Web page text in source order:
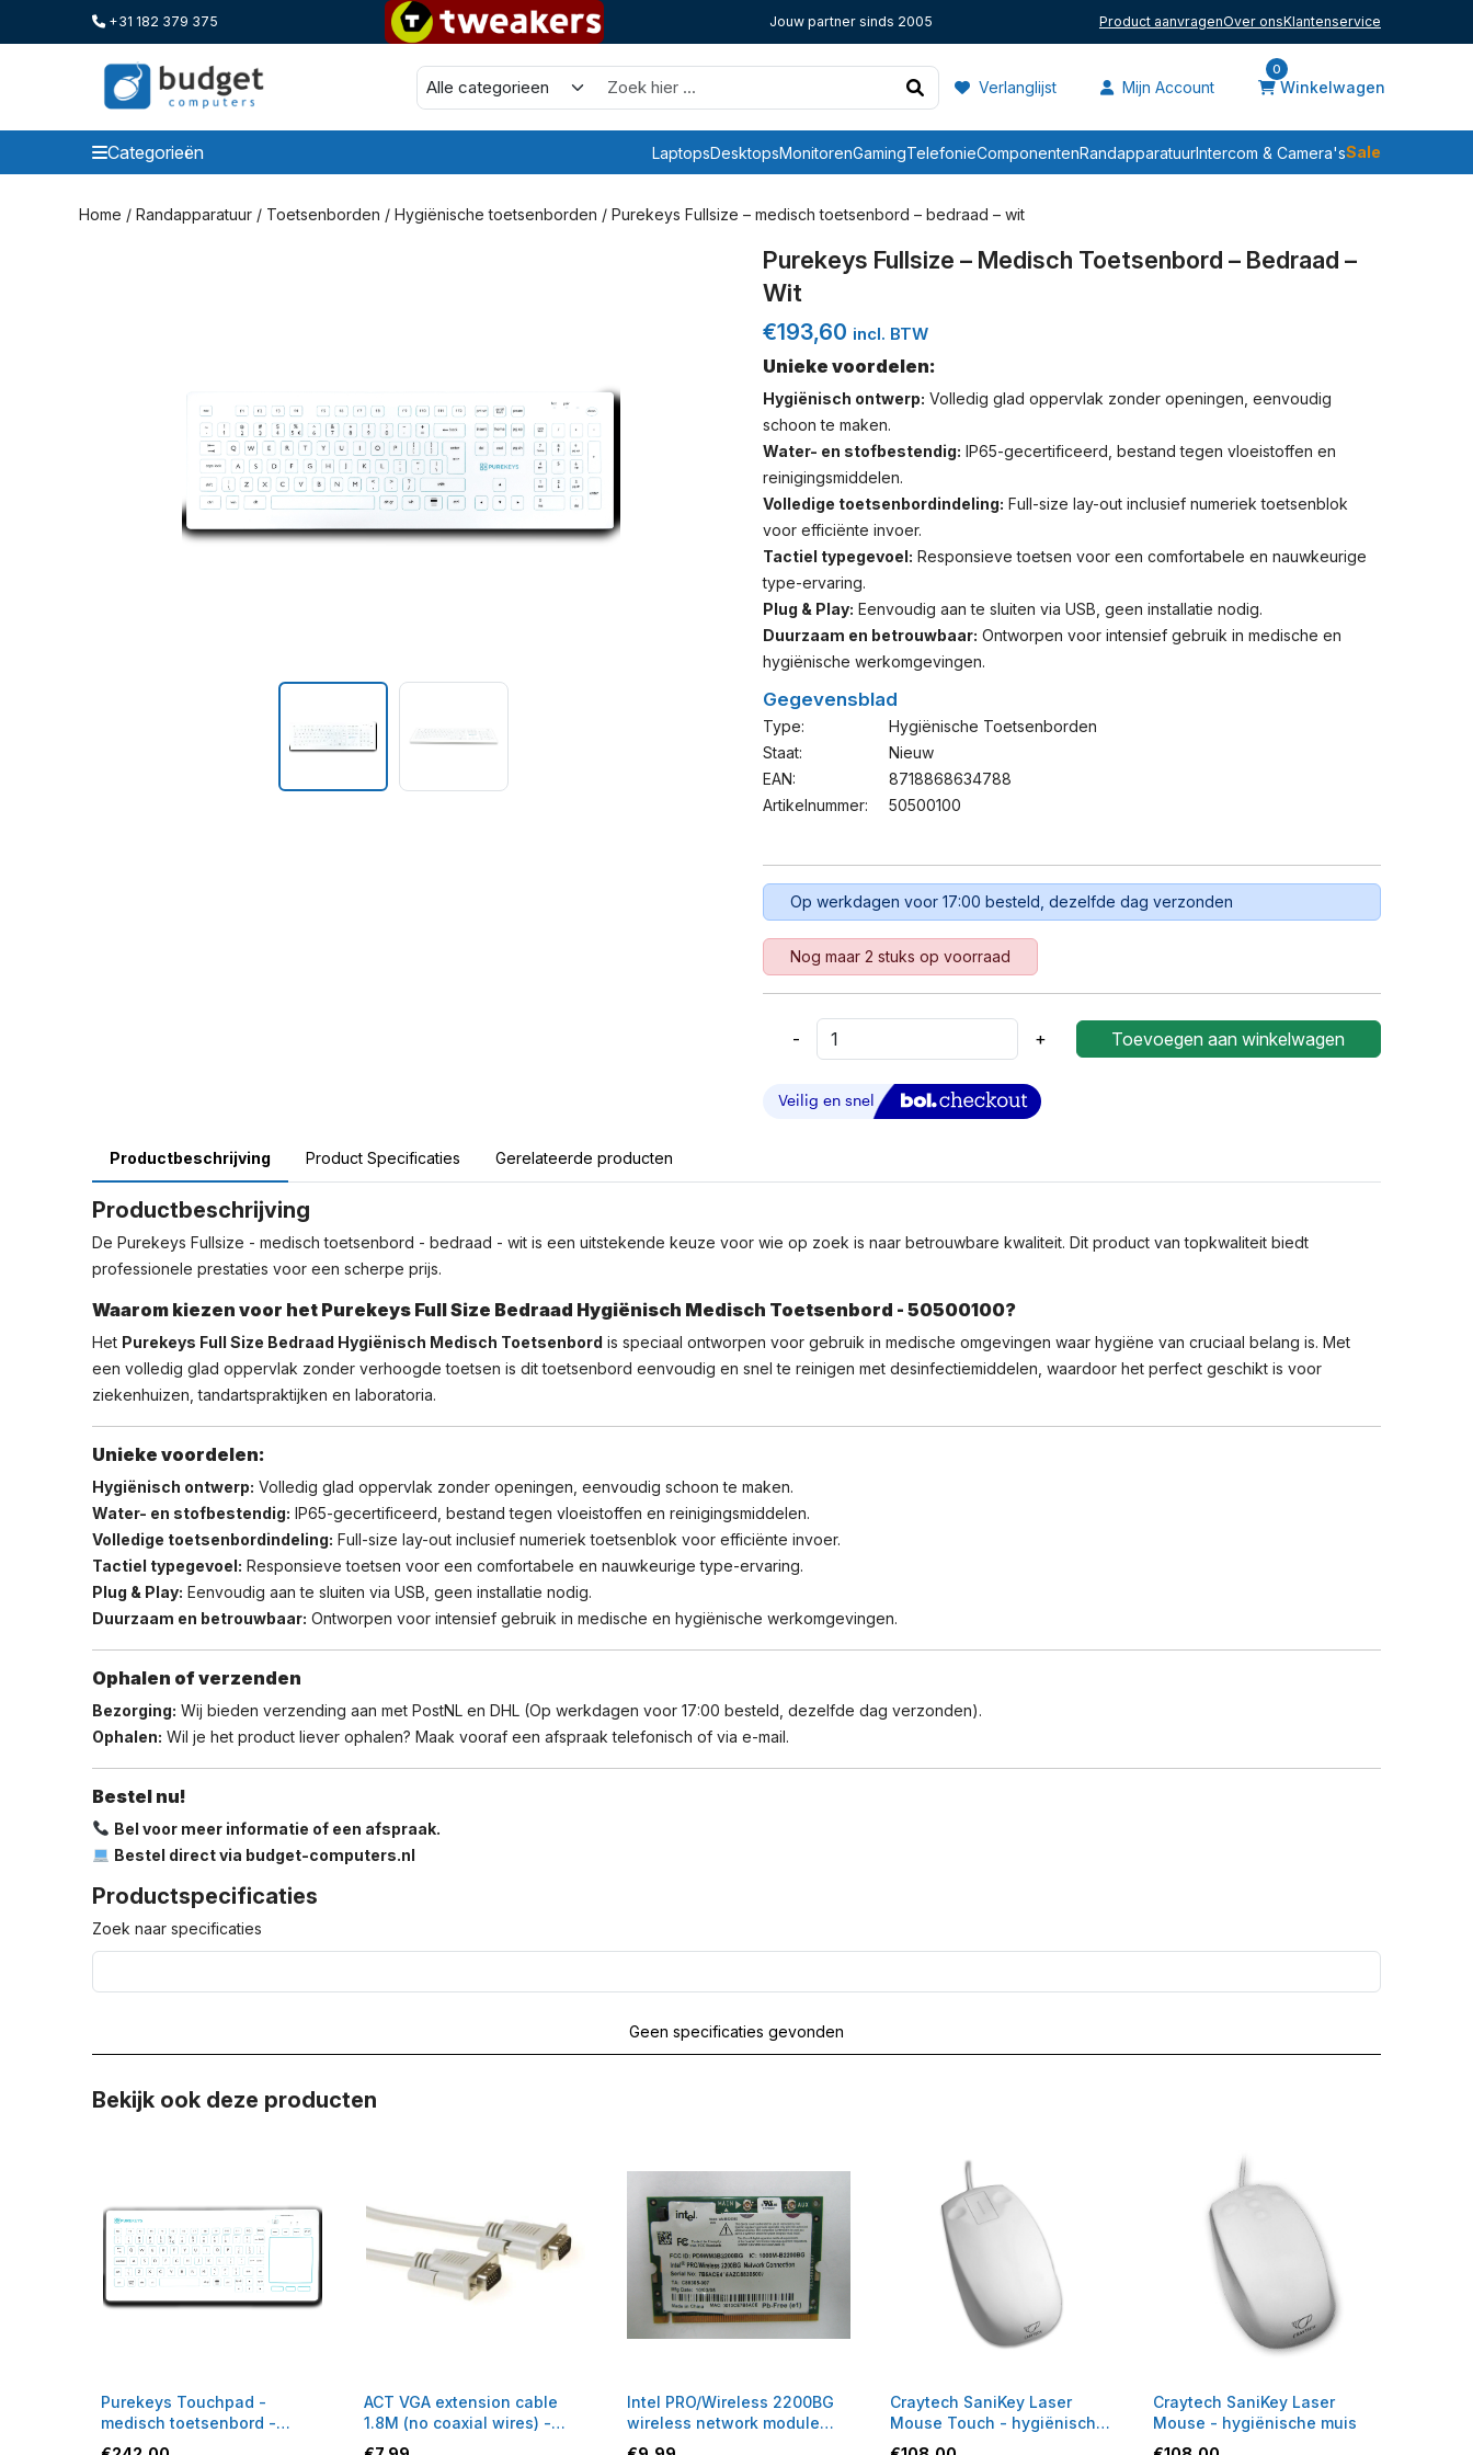
+31 182 379 375 Jouw partner sinds 2005 Product aanvragenOver onsKlantenservice
Verlanglijst Mijn Account
0
Winkelwagen
Categorieën LaptopsDesktopsMonitorenGamingTelefonieComponentenRandapparatuurIntercom & Camera'sSale
Categorieen
Home / Randapparatuur / Toetsenborden / Hygiënische toetsenborden / Purekeys Fullsize – medisch toetsenbord – bedraad – wit
Purekeys Fullsize – Medisch Toetsenbord – Bedraad –
Wit
€193,60 incl. BTW
Unieke voordelen:
Hygiënisch ontwerp: Volledig glad oppervlak zonder openingen, eenvoudig
schoon te maken.
Water- en stofbestendig: IP65-gecertificeerd, bestand tegen vloeistoffen en
reinigingsmiddelen.
Volledige toetsenbordindeling: Full-size lay-out inclusief numeriek toetsenblok
voor efficiënte invoer.
Tactiel typegevoel: Responsieve toetsen voor een comfortabele en nauwkeurige
type-ervaring.
Plug & Play: Eenvoudig aan te sluiten via USB, geen installatie nodig.
Duurzaam en betrouwbaar: Ontworpen voor intensief gebruik in medische en
hygiënische werkomgevingen.
Gegevensblad
Type:
Hygiënische Toetsenborden
Staat:
Nieuw
EAN:
8718868634788
Artikelnummer:
50500100
Op werkdagen voor 17:00 besteld, dezelfde dag verzonden
Nog maar 2 stuks op voorraad
-
Purekeys
-
Bedraad
Aantal
+ Toevoegen aan winkelwagen
Productbeschrijving Product Specificaties Gerelateerde producten
Productbeschrijving
De Purekeys Fullsize - medisch toetsenbord - bedraad - wit is een uitstekende keuze voor wie op zoek is naar betrouwbare kwaliteit. Dit product van topkwaliteit biedt
professionele prestaties voor een scherpe prijs.
Waarom kiezen voor het Purekeys Full Size Bedraad Hygiënisch Medisch Toetsenbord - 50500100?
Het Purekeys Full Size Bedraad Hygiënisch Medisch Toetsenbord is speciaal ontworpen voor gebruik in medische omgevingen waar hygiëne van cruciaal belang is. Met
een volledig glad oppervlak zonder verhoogde toetsen is dit toetsenbord eenvoudig en snel te reinigen met desinfectiemiddelen, waardoor het perfect geschikt is voor
ziekenhuizen, tandartspraktijken en laboratoria.
Unieke voordelen:
Hygiënisch ontwerp: Volledig glad oppervlak zonder openingen, eenvoudig schoon te maken.
Water- en stofbestendig: IP65-gecertificeerd, bestand tegen vloeistoffen en reinigingsmiddelen.
Volledige toetsenbordindeling: Full-size lay-out inclusief numeriek toetsenblok voor efficiënte invoer.
Tactiel typegevoel: Responsieve toetsen voor een comfortabele en nauwkeurige type-ervaring.
Plug & Play: Eenvoudig aan te sluiten via USB, geen installatie nodig.
Duurzaam en betrouwbaar: Ontworpen voor intensief gebruik in medische en hygiënische werkomgevingen.
Ophalen of verzenden
Bezorging: Wij bieden verzending aan met PostNL en DHL (Op werkdagen voor 17:00 besteld, dezelfde dag verzonden).
Ophalen: Wil je het product liever ophalen? Maak vooraf een afspraak telefonisch of via e-mail.
Bestel nu!
Bel voor meer informatie of een afspraak.
Bestel direct via budget-computers.nl
Productspecificaties
Zoek naar specificaties
Geen specificaties gevonden
Bekijk ook deze producten
Purekeys Touchpad -
medisch toetsenbord -
bedraad - wit
ACT VGA extension cable
1.8M (no coaxial wires) -
AK3225
Intel PRO/Wireless 2200BG
wireless network module
WLAN
Craytech SaniKey Laser
Mouse Touch - hygiënische
muis
Craytech SaniKey Laser
Mouse - hygiënische muis